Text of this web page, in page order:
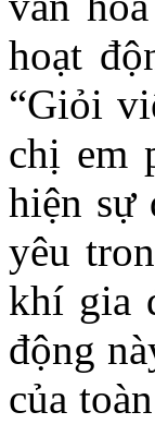
hoạt
“Giỏi
chị em
hiện sự
yêu
khí gia
động
của